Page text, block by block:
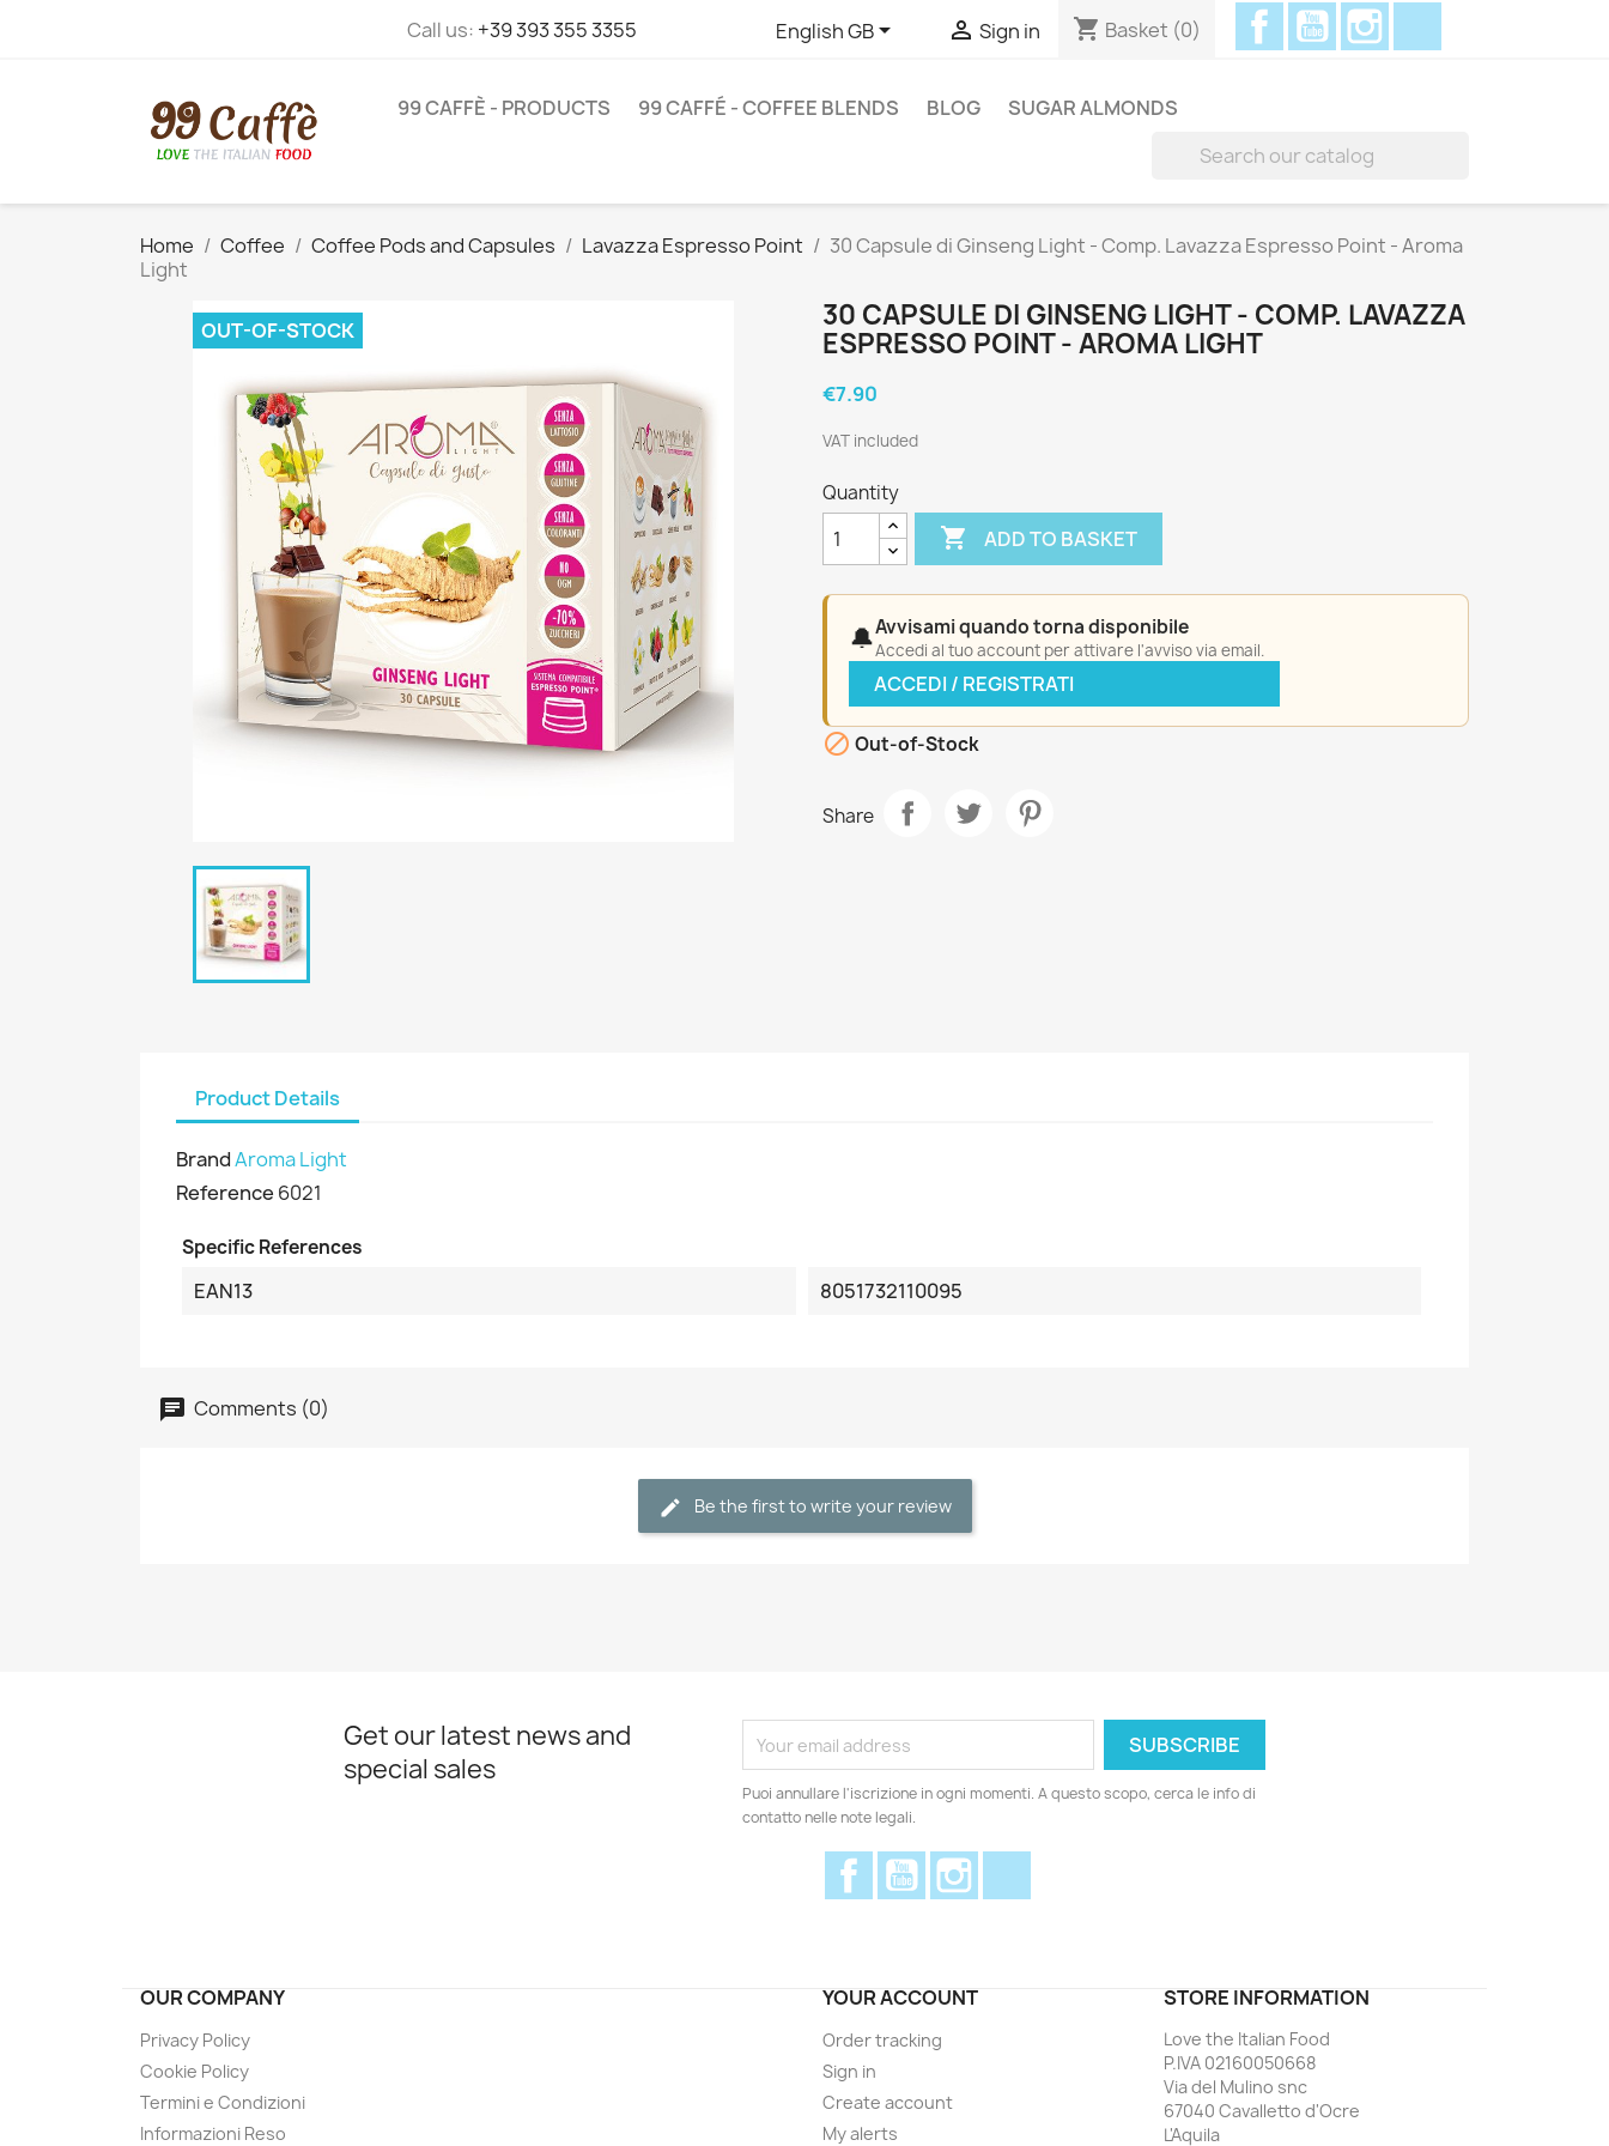
Call us: +39 393 355 3355 English GB  Sign in shopping_cart Basket (0)
FacebookYouTube
99 CAFFÈ - PRODUCTS 99 CAFFÉ - COFFEE BLENDS BLOG SUGAR ALMONDS
Home Coffee Coffee Pods and Capsules Lavazza Espresso Point
30 Capsule di Ginseng Light - Comp. Lavazza Espresso Point - Aroma
Light
OUT-OF-STOCK
30 CAPSULE DI GINSENG LIGHT - COMP. LAVAZZA
ESPRESSO POINT - AROMA LIGHT
€7.90
VAT included
Quantity
 ADD TO BASKET
🔔Avvisami quando torna disponibile
Accedi al tuo account per attivare l'avviso via email.
ACCEDI / REGISTRATI
 Out-of-Stock
Share
Product Details
BrandAroma Light
Reference 6021
Specific References
EAN13 8051732110095
Comments (0)
Be the first to write your review
Get our latest news and
special sales
Puoi annullare l'iscrizione in ogni momenti. A questo scopo, cerca le info di
contatto nelle note legali.
FacebookYouTube
OUR COMPANY
Privacy Policy
Cookie Policy
Termini e Condizioni
Informazioni Reso
YOUR ACCOUNT
Order tracking
Sign in
Create account
My alerts
STORE INFORMATION
Love the Italian Food
P.IVA 02160050668
Via del Mulino snc
67040 Cavalletto d'Ocre
L'Aquila